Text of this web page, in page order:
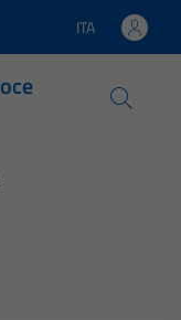
Lingua attiva:
ITA